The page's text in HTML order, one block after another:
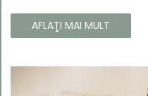
fiecare colț al casei tale
iarnă. Noua noastră
interiorul casei tale. Te va
trecătoare ale iernii să
AFLAŢI MAI MULT